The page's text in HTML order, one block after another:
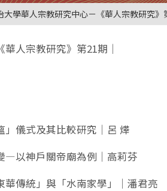
大學華人宗教研究中心－《華人宗教研究》
人宗教研究》第21期｜
儀式及其比較研究｜呂 燁
—以神戶關帝廟為例｜高莉芬
傳統」與「水南家學」｜潘君亮